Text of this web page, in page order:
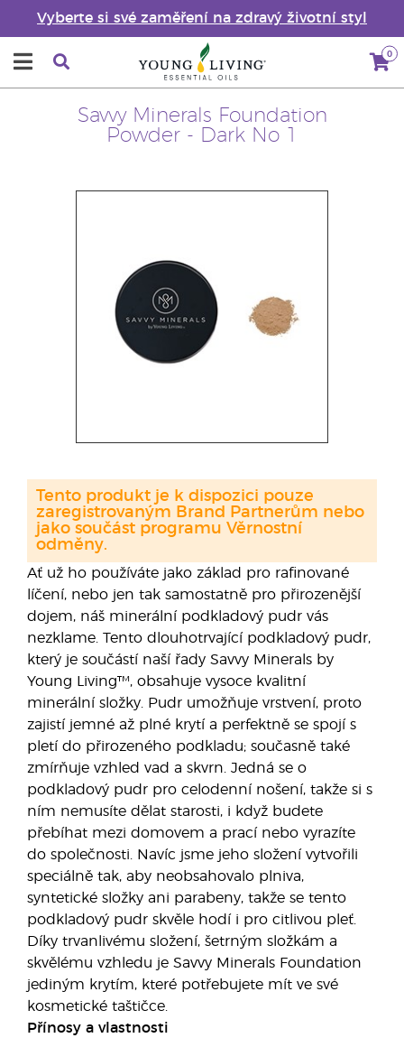
Vyberte si své zaměření na zdravý životní styl
0
Savvy Minerals Foundation
Powder - Dark No 1
Ať už ho používáte jako základ pro rafinované
líčení, nebo jen tak samostatně pro přirozenější
dojem, náš minerální podkladový pudr vás
nezklame. Tento dlouhotrvající podkladový pudr,
který je součástí naší řady Savvy Minerals by
Young Living™, obsahuje vysoce kvalitní
minerální složky. Pudr umožňuje vrstvení, proto
zajistí jemné až plné krytí a perfektně se spojí s
pletí do přirozeného podkladu; současně také
zmírňuje vzhled vad a skvrn. Jedná se o
podkladový pudr pro celodenní nošení, takže si s
ním nemusíte dělat starosti, i když budete
přebíhat mezi domovem a prací nebo vyrazíte
do společnosti. Navíc jsme jeho složení vytvořili
speciálně tak, aby neobsahovalo plniva,
syntetické složky ani parabeny, takže se tento
podkladový pudr skvěle hodí i pro citlivou pleť.
Díky trvanlivému složení, šetrným složkám a
skvělému vzhledu je Savvy Minerals Foundation
jediným krytím, které potřebujete mít ve své
kosmetické taštičce.
Přínosy a vlastnosti
Tento produkt je k dispozici pouze
zaregistrovaným Brand Partnerům nebo
jako součást programu Věrnostní
odměny.